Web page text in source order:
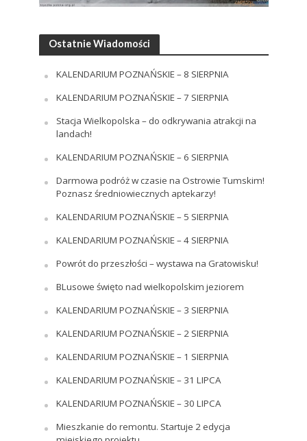
Ostatnie Wiadomości
KALENDARIUM POZNAŃSKIE – 8 SIERPNIA
KALENDARIUM POZNAŃSKIE – 7 SIERPNIA
Stacja Wielkopolska – do odkrywania atrakcji na
landach!
KALENDARIUM POZNAŃSKIE – 6 SIERPNIA
Darmowa podróż w czasie na Ostrowie Tumskim!
Poznasz średniowiecznych aptekarzy!
KALENDARIUM POZNAŃSKIE – 5 SIERPNIA
KALENDARIUM POZNAŃSKIE – 4 SIERPNIA
Powrót do przeszłości – wystawa na Gratowisku!
BLusowe święto nad wielkopolskim jeziorem
KALENDARIUM POZNAŃSKIE – 3 SIERPNIA
KALENDARIUM POZNAŃSKIE – 2 SIERPNIA
KALENDARIUM POZNAŃSKIE – 1 SIERPNIA
KALENDARIUM POZNAŃSKIE – 31 LIPCA
KALENDARIUM POZNAŃSKIE – 30 LIPCA
Mieszkanie do remontu. Startuje 2 edycja